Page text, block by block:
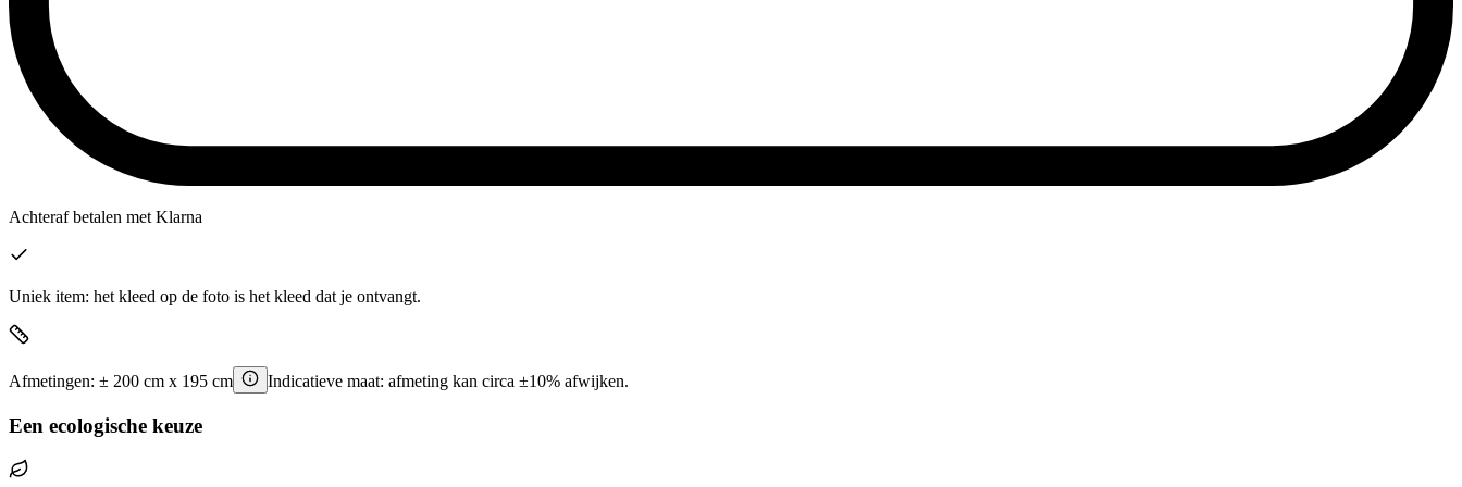
Achteraf betalen met Klarna
Uniek item: het kleed op de foto is het kleed dat je ontvangt.
Afmetingen: ± 200 cm x 195 cm Indicatieve maat: afmeting kan circa ±10% afwijken.
Een ecologische keuze